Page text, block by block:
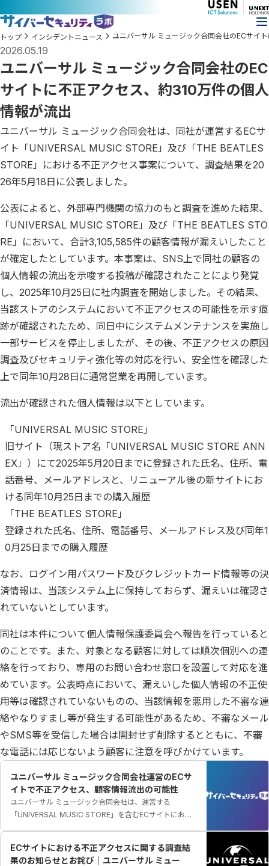
トップ インシデントニュース ユニバーサル ミュージック合同会社のECサイ
2026.05.19
ユニバーサル ミュージック合同会社のEC
サイトに不正アクセス、約310万件の個人
情報が流出
ユニバーサル ミュージック合同会社は、同社が運営するECサ
イト「UNIVERSAL MUSIC STORE」及び「THE BEATLES
STORE」における不正アクセス事案について、調査結果を20
26年5月18日に公表しました。
公表によると、外部専門機関の協力のもと調査を進めた結果、
「UNIVERSAL MUSIC STORE」及び「THE BEATLES STO
RE」において、合計3,105,585件の顧客情報が漏えいしたこと
が確定したとしています。本事案は、SNS上で同社の顧客の
個人情報の流出を示唆する投稿が確認されたことにより発覚
し、2025年10月25日に社内調査を開始しました。その結果、
当該ストアのシステムにおいて不正アクセスの可能性を示す痕
跡が確認されたため、同日中にシステムメンテナンスを実施し
一部サービスを停止しましたが、その後、不正アクセスの原因
調査及びセキュリティ強化等の対応を行い、安全性を確認した
上で同年10月28日に通常営業を再開しています。
流出が確認された個人情報は以下としています。
「UNIVERSAL MUSIC STORE」
旧サイト（現ストア名「UNIVERSAL MUSIC STORE ANN
EX」）にて2025年5月20日までに登録された氏名、住所、電
話番号、メールアドレスと、リニューアル後の新サイトにお
ける同年10月25日までの購入履歴
「THE BEATLES STORE」
登録された氏名、住所、電話番号、メールアドレス及び同年1
0月25日までの購入履歴
なお、ログイン用パスワード及びクレジットカード情報等の決
済情報は、当該システム上に保持しておらず、漏えいは確認さ
れていないとしています。
同社は本件について個人情報保護委員会へ報告を行っていると
のことです。また、対象となる顧客に対しては順次個別への連
絡を行っており、専用のお問い合わせ窓口を設置して対応を進
めています。公表時点において、漏えいした個人情報の不正使
用等は確認されていないものの、当該情報を悪用した不審な連
絡やなりすまし等が発生する可能性があるため、不審なメール
やSMS等を受信した場合は開封せず削除するとともに、不審
な電話には応じないよう顧客に注意を呼びかけています。
ユニバーサル ミュージック合同会社運営のECサ
イトで不正アクセス、顧客情報流出の可能性
ユニバーサル ミュージック合同会社は、運営する
「UNIVERSAL MUSIC STORE」を含むECサイトにおい
ました。
ECサイトにおける不正アクセスに関する調査結
果のお知らせとお詫び｜ユニバーサル ミュー